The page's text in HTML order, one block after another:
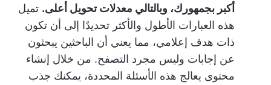
أكبر بجمهورك، وبالتالي معدلات تحويل أعلى. تميل
هذه العبارات الأطول والأكثر تحديدًا إلى أن تكون
ذات هدف إعلامي، مما يعني أن الباحثين يبحثون
عن إجابات وليس مجرد التصفح. من خلال إنشاء
محتوى يعالج هذه الأسئلة المحددة، يمكنك جذب